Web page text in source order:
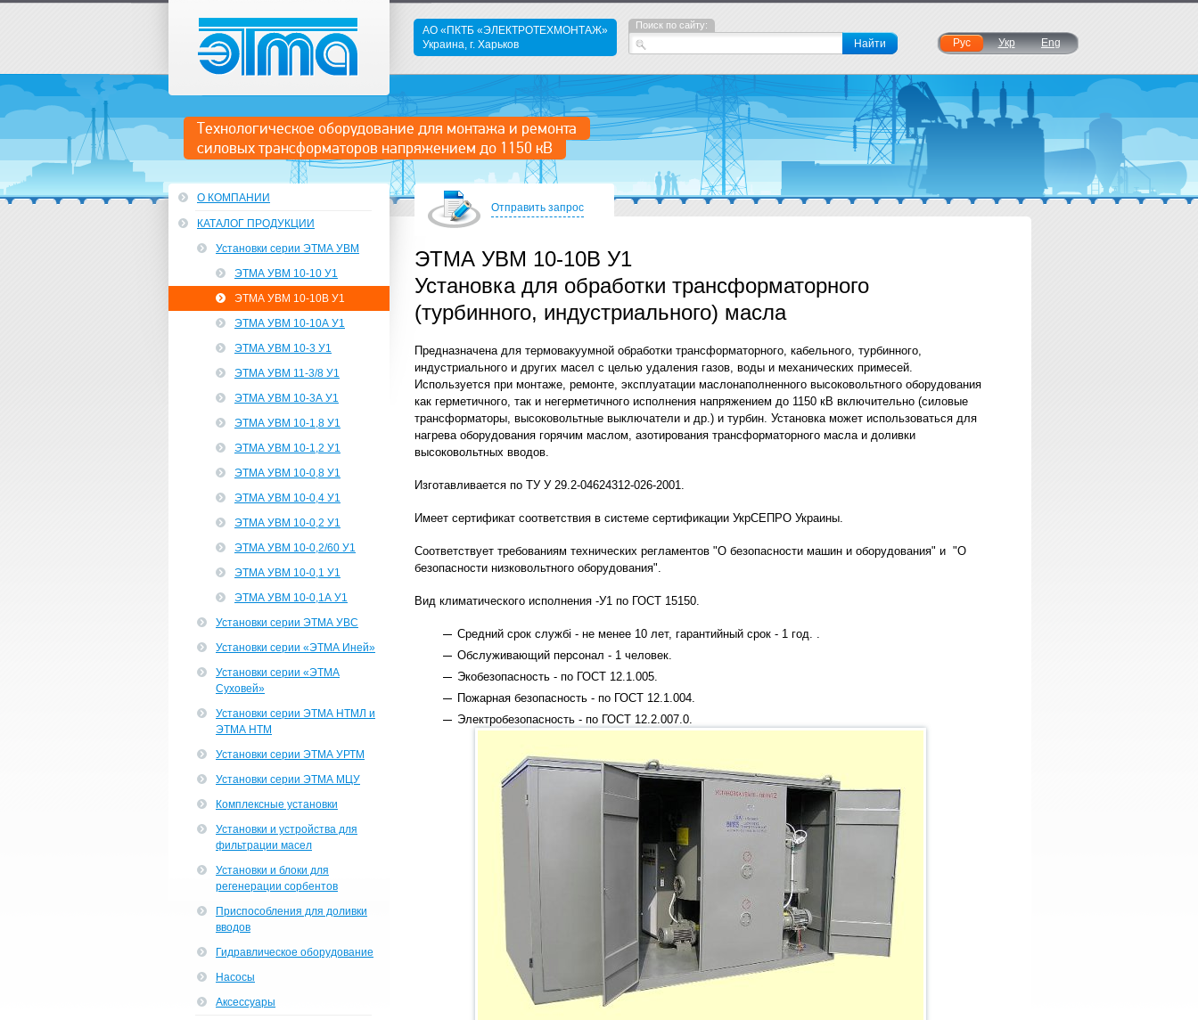
Технологическое оборудование для монтажа и ремонта
силовых трансформаторов напряжением до 1150 кВ
АО «ПКТБ «ЭЛЕКТРОТЕХМОНТАЖ»
Украина, г. Харьков
Поиск по сайту:
Рус Укр Eng
Отправить запрос
ЭТМА УВМ 10-10В У1
Установка для обработки трансформаторного
(турбинного, индустриального) масла
Предназначена для термовакуумной обработки трансформаторного, кабельного, турбинного,
индустриального и других масел с целью удаления газов, воды и механических примесей.
Используется при монтаже, ремонте, эксплуатации маслонаполненного высоковольтного оборудования
как герметичного, так и негерметичного исполнения напряжением до 1150 кВ включительно (силовые
трансформаторы, высоковольтные выключатели и др.) и турбин. Установка может использоваться для
нагрева оборудования горячим маслом, азотирования трансформаторного масла и доливки
высоковольтных вводов.
Изготавливается по ТУ У 29.2-04624312-026-2001.
Имеет сертификат соответствия в системе сертификации УкрСЕПРО Украины.
Соответствует требованиям технических регламентов "О безопасности машин и оборудования" и "О
безопасности низковольтного оборудования".
Вид климатического исполнения -У1 по ГОСТ 15150.
Средний срок службі - не менее 10 лет, гарантийный срок - 1 год. .
Обслуживающий персонал - 1 человек.
Экобезопасность - по ГОСТ 12.1.005.
Пожарная безопасность - по ГОСТ 12.1.004.
Электробезопасность - по ГОСТ 12.2.007.0.
О КОМПАНИИ
КАТАЛОГ ПРОДУКЦИИ
Установки серии ЭТМА УВМ
ЭТМА УВМ 10-10 У1
ЭТМА УВМ 10-10В У1
ЭТМА УВМ 10-10А У1
ЭТМА УВМ 10-3 У1
ЭТМА УВМ 11-3/8 У1
ЭТМА УВМ 10-3А У1
ЭТМА УВМ 10-1,8 У1
ЭТМА УВМ 10-1,2 У1
ЭТМА УВМ 10-0,8 У1
ЭТМА УВМ 10-0,4 У1
ЭТМА УВМ 10-0,2 У1
ЭТМА УВМ 10-0,2/60 У1
ЭТМА УВМ 10-0,1 У1
ЭТМА УВМ 10-0,1А У1
Установки серии ЭТМА УВС
Установки серии «ЭТМА Иней»
Установки серии «ЭТМА
Суховей»
Установки серии ЭТМА НТМЛ и
ЭТМА НТМ
Установки серии ЭТМА УРТМ
Установки серии ЭТМА МЦУ
Комплексные установки
Установки и устройства для
фильтрации масел
Установки и блоки для
регенерации сорбентов
Приспособления для доливки
вводов
Гидравлическое оборудование
Насосы
Аксессуары